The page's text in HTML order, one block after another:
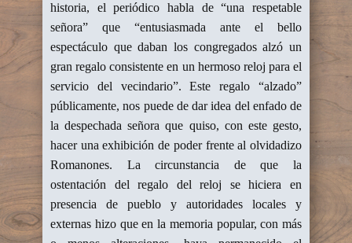
historia, el periódico habla de “una respetable
señora” que “entusiasmada ante el bello
espectáculo que daban los congregados alzó un
gran regalo consistente en un hermoso reloj para el
servicio del vecindario”. Este regalo “alzado”
públicamente, nos puede de dar idea del enfado de
la despechada señora que quiso, con este gesto,
hacer una exhibición de poder frente al olvidadizo
Romanones. La circunstancia de que la
ostentación del regalo del reloj se hiciera en
presencia de pueblo y autoridades locales y
externas hizo que en la memoria popular, con más